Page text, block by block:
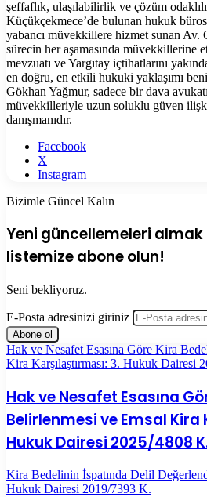
şeffaflık, ulaşılabilirlik ve çözüm
Küçükçekmece’de bulunan hukuk
yabancı müvekkillere hizmet sunan Av.
sürecin her aşamasında müvekkillerine
mevzuatı ve Yargıtay içtihatlarını
en doğru, en etkili hukuki yaklaşımı
Gökhan Yağmur, sadece bir dava
müvekkilleriyle uzun soluklu güven
danışmanıdır.
Facebook
X
Instagram
Bizimle Güncel Kalın
Yeni güncellemeleri
listemize abone olun!
Seni bekliyoruz.
E-Posta adresinizi giriniz
Hak ve Nesafet Esasına Göre Kira
Kira Karşılaştırması: 3. Hukuk Dairesi
Hak ve Nesafet Esasına
Belirlenmesi ve Emsal Kira
Hukuk Dairesi 2025/4808
Kira Bedelinin İspatında Delil
Hukuk Dairesi 2019/7393 K.